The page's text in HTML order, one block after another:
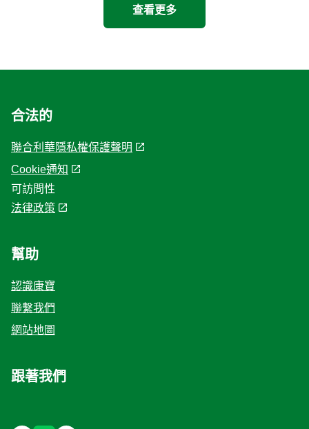
查看更多
合法的
聯合利華隱私權保護聲明
Cookie通知
Cookie 偏好設定
可訪問性
認識康寶
聯繫我們